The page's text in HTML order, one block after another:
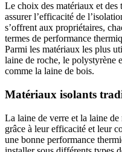
Le choix des matériaux et des
assurer l’efficacité de
s’offrent aux propriétaires,
termes de performance
Parmi les matériaux les plus
laine de roche, le polystyrène
comme la laine de bois.
Matériaux isolants
La laine de verre et la laine
grâce à leur efficacité et leur
une bonne performance